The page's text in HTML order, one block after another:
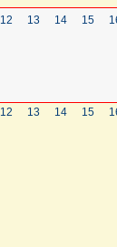
12 13 14 15
12 13 14 15